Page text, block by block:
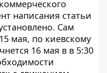
написания статьи
Сам
мая, по киевскому
16 мая в в 5:30